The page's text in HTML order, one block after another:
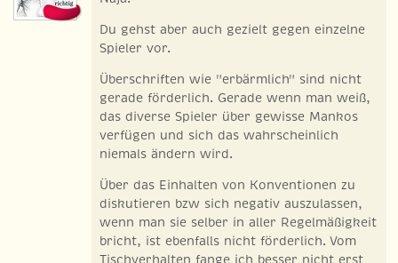
Du gehst aber auch gezielt gegen einzelne
Spieler vor.
Überschriften wie "erbärmlich" sind nicht
gerade förderlich. Gerade wenn man weiß,
das diverse Spieler über gewisse Mankos
verfügen und sich das wahrscheinlich
niemals ändern wird.
Über das Einhalten von Konventionen zu
diskutieren bzw sich negativ auszulassen,
wenn man sie selber in aller Regelmäßigkeit
bricht, ist ebenfalls nicht förderlich. Vom
Tischverhalten fange ich besser nicht erst